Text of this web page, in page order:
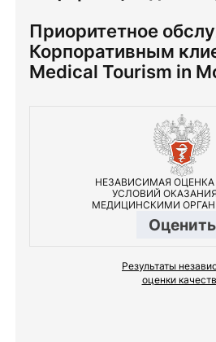
Приоритетное
Корпоративным
Medical Tourism in
НЕЗАВИСИМАЯ ОЦЕНКА
УСЛОВИЙ
МЕДИЦИНСКИМИ
Оценить
Результаты
оценки